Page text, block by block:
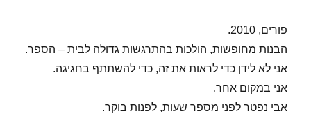
פורים, 2010.
הבנות מחופשות, הולכות בהתרגשות גדולה לבית – הספר.
אני לא לידן כדי לראות את זה, כדי להשתתף בחגיגה.
אני במקום אחר.
אבי נפטר לפני מספר שעות, לפנות בוקר.